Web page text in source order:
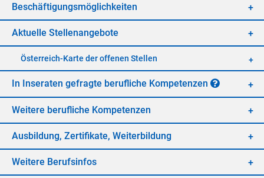
Be­schäf­ti­gungs­mög­lich­kei­ten
Ak­tu­el­le Stel­len­an­ge­bo­te
Öster­reich-Kar­te der of­fe­nen Stel­len
In In­se­ra­ten ge­frag­te be­ruf­li­che Kom­pe­ten­zen
Wei­te­re be­ruf­li­che Kom­pe­ten­zen
Aus­bil­dung, Zer­ti­fi­ka­te, Wei­ter­bil­dung
Wei­te­re Be­rufs­in­fos